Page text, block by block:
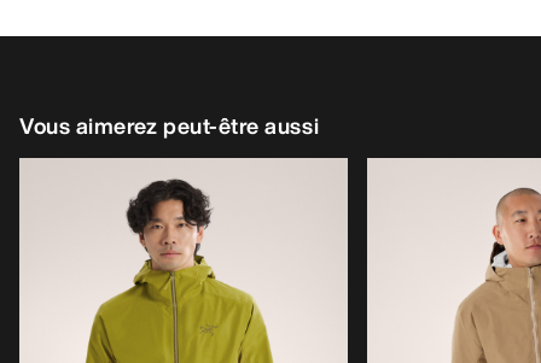
Vous aimerez peut-être aussi